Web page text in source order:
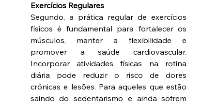
Exercícios Regulares
Segundo, a prática regular de exercícios
físicos é fundamental para fortalecer os
músculos, manter a flexibilidade e
promover a saúde cardiovascular.
Incorporar atividades físicas na rotina
diária pode reduzir o risco de dores
crônicas e lesões. Para aqueles que estão
saindo do sedentarismo e ainda sofrem